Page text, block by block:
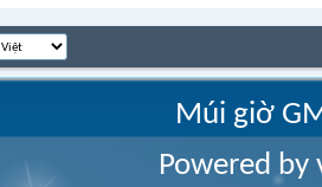
Múi giờ
Powered